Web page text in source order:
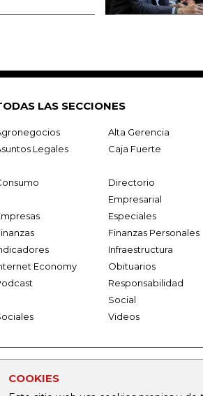
COOKIES
LAS SECCIONES
Alta Gerencia
Legales
Caja Fuerte
Directorio
Empresarial
Especiales
Finanzas Personales
Infraestructura
Economy
Obituarios
Responsabilidad
Social
Videos
empresas.larepublica.co